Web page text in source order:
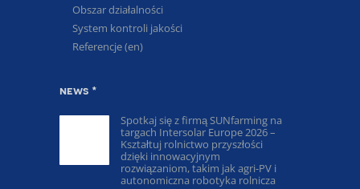
Obszar działalności
System kontroli jakości
Referencje (en)
news *
Spotkaj się z firmą SUNfarming na
targach Intersolar Europe 2026 –
Kształtuj rolnictwo przyszłości
dzięki innowacyjnym
rozwiązaniom, takim jak agri-PV i
autonomiczna robotyka rolnicza